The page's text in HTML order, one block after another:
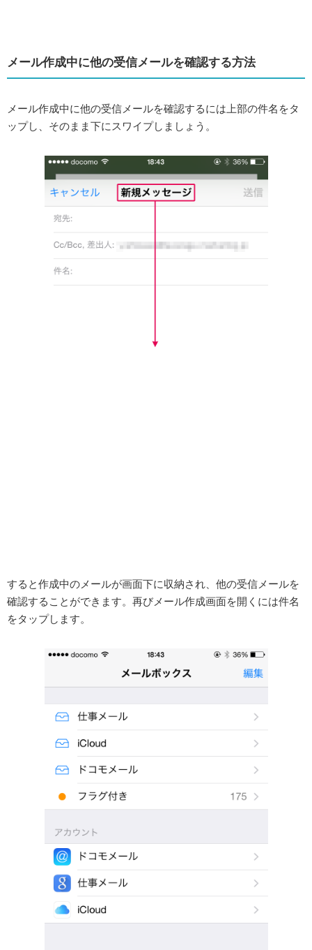
メール作成中に他の受信メールを確認する方法
メール作成中に他の受信メールを確認するには上部の件名をタ
ップし、そのまま下にスワイプしましょう。
すると作成中のメールが画面下に収納され、他の受信メールを
確認することができます。再びメール作成画面を開くには件名
をタップします。